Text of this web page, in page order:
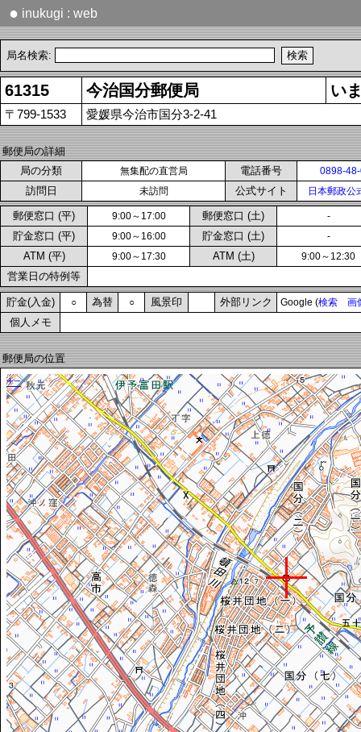
● inukugi : web
局名検索:
61315 今治国分郵便局 い
〒799-1533 愛媛県今治市国分3-2-41
郵便局の詳細
局の分類
無集配の直営局 電話番号 0898-
訪問日 未訪問 公式サイト 日本郵政公
郵便窓口 (平) 9:00～17:00 郵便窓口 (土) -
貯金窓口 (平) 9:00～16:00 貯金窓口 (土) -
ATM (平) 9:00～17:30 ATM (土) 9:00～12:30
営業日の特例等
貯金(入金) ○ 為替 ○ 風景印 外部リンク Google (検索 画
個人メモ
郵便局の位置